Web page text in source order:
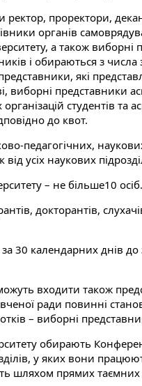
ректор, проректори,
органів
а також виборні
і обираються з числа
які
виборні представники
студентів та
до квот.
педагогічних,
усіх наукових
– не більше10 осіб.
докторантів,
30 календарних днів
входити також
ради повинні
– виборні
обирають
у яких вони
шляхом прямих таємних